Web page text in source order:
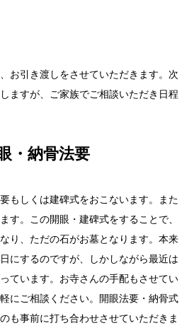
お引き渡しをさせていただきます。次
ますが、ご家族でご相談いただき日程
・納骨法要
もしくは建碑式をおこないます。また
す。この開眼・建碑式をすることで、
り、ただの石がお墓となります。本来
にするのですが、しかしながら最近は
ています。お寺さんの手配もさせてい
にご相談ください。開眼法要・納骨式
も事前に打ち合わせさせていただきま